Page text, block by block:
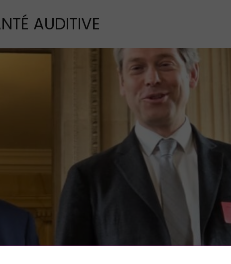
AUDITIVE